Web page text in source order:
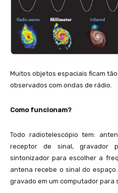
Muitos objetos espaciais ficam
observados com ondas de rádio.
Como funcionam?
Todo radiotelescópio tem:
receptor de sinal, gravador
sintonizador para escolher a
antena recebe o sinal do
gravado em um computador para